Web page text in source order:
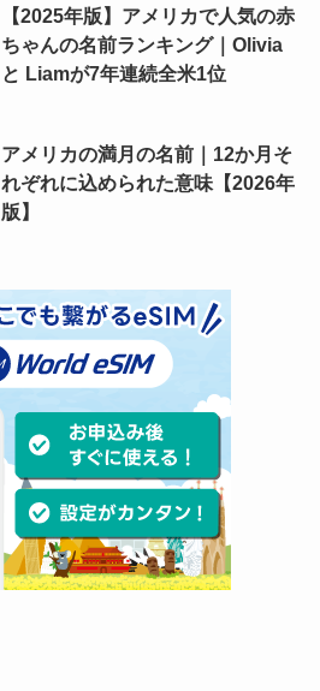
【2025年版】アメリカで人気の赤
ちゃんの名前ランキング｜Olivia
と Liamが7年連続全米1位
アメリカの満月の名前｜12か月そ
れぞれに込められた意味【2026年
版】